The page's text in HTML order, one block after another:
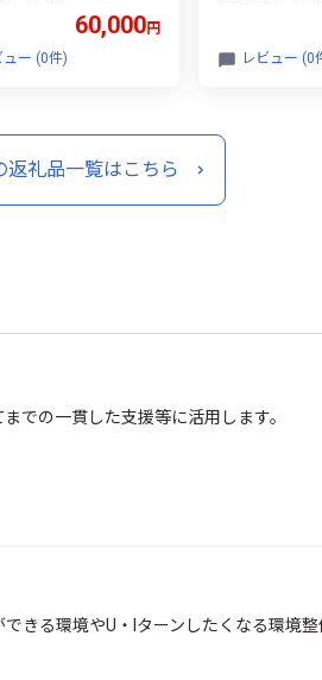
(1000ml) 12本セット
琲 珈琲 焙煎 コー
贈り物】[013-b001]
60,000円
ュー (0件)
[無糖]
【新田珈琲 珈
ギフト 贈り
レビュー (0
返礼品一覧はこちら
での一貫した支援等に活用します。
きる環境やU・Iターンしたくなる環境整